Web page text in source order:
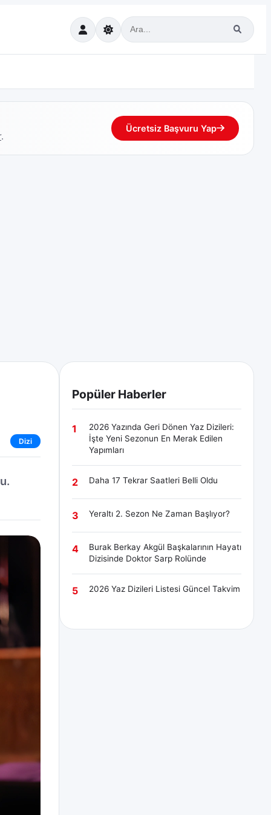
.
Ücretsiz Başvuru Yap
Dizi
Popüler Haberler
1
2026 Yazında Geri Dönen Yaz Dizileri:
İşte Yeni Sezonun En Merak Edilen
Yapımları
2 Daha 17 Tekrar Saatleri Belli Oldu
3 Yeraltı 2. Sezon Ne Zaman Başlıyor?
4
Burak Berkay Akgül Başkalarının Hayatı
Dizisinde Doktor Sarp Rolünde
5 2026 Yaz Dizileri Listesi Güncel Takvim